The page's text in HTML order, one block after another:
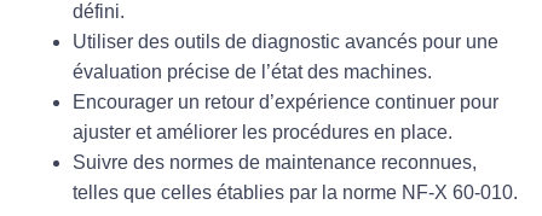
défini.
Utiliser des outils de diagnostic avancés pour une
évaluation précise de l’état des machines.
Encourager un retour d’expérience continuer pour
ajuster et améliorer les procédures en place.
Suivre des normes de maintenance reconnues,
telles que celles établies par la norme NF-X 60-010.